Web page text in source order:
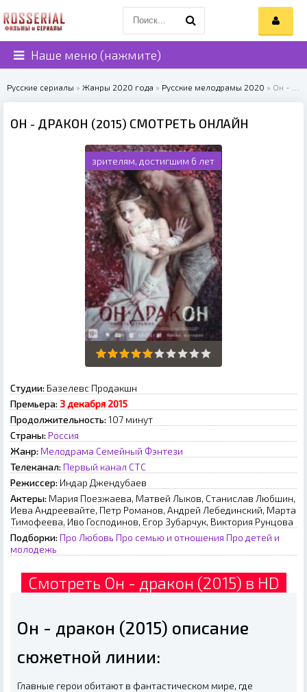
Наше меню (нажмите)
Русские сериалы » Жанры 2020 года » Русские мелодрамы 2020 » Он - дракон (2015)
ОН - ДРАКОН (2015) СМОТРЕТЬ ОНЛАЙН
зрителям, достигшим 6 лет
Студии: Базелевс Продакшн
Премьера: 3 декабря 2015
Продолжительность: 107 минут
Страны: Россия
Жанр: Мелодрама Семейный Фэнтези
Телеканал: Первый канал СТС
Режиссер: Индар Джендубаев
Актеры: Мария Поезжаева, Матвей Лыков, Станислав Любшин,
Иева Андреевайте, Петр Романов, Андрей Лебединский, Марта
Тимофеева, Иво Господинов, Егор Зубарчук, Виктория Рунцова
Подборки: Про Любовь Про семью и отношения Про детей и
молодежь
Смотреть Он - дракон (2015) в HD
Он - дракон (2015) описание
сюжетной линии:
Главные герои обитают в фантастическом мире, где